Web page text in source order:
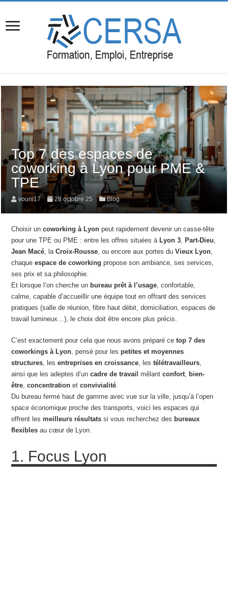
Top 7 des espaces de
coworking à Lyon pour PME &
TPE
vouni17 28 octobre 25 Blog
Choisir uncoworking à Lyon peut rapidement devenir un casse-tête
pour une TPE ou PME : entre les offres situées à Lyon 3, Part-Dieu,
Jean Macé, laCroix-Rousse, ou encore aux portes duVieux Lyon,
chaqueespace de coworking propose son ambiance, ses services,
ses prix et sa philosophie.
Et lorsque l’on cherche un bureau prêt à l’usage, confortable,
calme, capable d’accueillir une équipe tout en offrant des services
pratiques (salle de réunion, fibre haut débit, domiciliation, espaces de
travail lumineux…), le choix doit être encore plus précis.
C’est exactement pour cela que nous avons préparé cetop 7 des
coworkings à Lyon, pensé pour lespetites et moyennes
structures, lesentreprises en croissance, lestélétravailleurs,
ainsi que les adeptes d’uncadre de travail mêlantconfort, bien-
être,concentration etconvivialité.
Du bureau fermé haut de gamme avec vue sur la ville, jusqu’à l’open
space économique proche des transports, voici les espaces qui
offrent lesmeilleurs résultats si vous recherchez des bureaux
flexibles au cœur de Lyon.
1. Focus Lyon